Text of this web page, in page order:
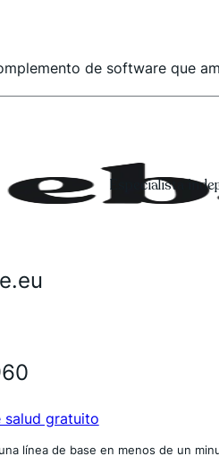
de software que
Especialista
salud gratuito
línea de base en menos de un